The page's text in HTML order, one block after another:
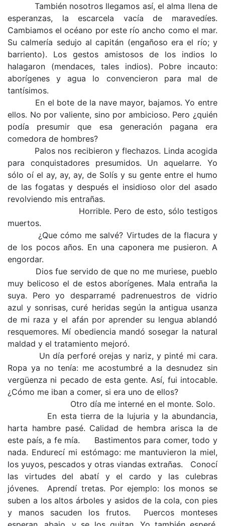
También nosotros llegamos así, el alma llena de
esperanzas, la escarcela vacía de maravedíes.
Cambiamos el océano por este río ancho como el mar.
Su calmería sedujo al capitán (engañoso era el río; y
barriento). Los gestos amistosos de los indios lo
halagaron (mendaces, tales indios). Pobre incauto:
aborígenes y agua lo convencieron para mal de
tantísimos.
En el bote de la nave mayor, bajamos. Yo entre
ellos. No por valiente, sino por ambicioso. Pero ¿quién
podía presumir que esa generación pagana era
comedora de hombres?
Palos nos recibieron y flechazos. Linda acogida
para conquistadores presumidos. Un aquelarre. Yo
sólo oí el ay, ay, ay, de Solís y su gente entre el humo
de las fogatas y después el insidioso olor del asado
revolviendo mis entrañas.
Horrible. Pero de esto, sólo testigos
muertos.
¿Que cómo me salvé? Virtudes de la flacura y
de los pocos años. En una caponera me pusieron. A
engordar.
Dios fue servido de que no me muriese, pueblo
muy belicoso el de estos aborígenes. Mala entraña la
suya. Pero yo desparramé padrenuestros de vidrio
azul y sonrisas, curé heridas según la antigua usanza
de mi raza y el afán por aprender su lengua ablandó
resquemores. Mí obediencia mandó sosegar la natural
maldad y el tratamiento mejoró.
Un día perforé orejas y nariz, y pinté mi cara.
Ropa ya no tenía: me acostumbré a la desnudez sin
vergüenza ni pecado de esta gente. Así, fui intocable.
¿Cómo me iban a comer, si era uno de ellos?
Otro día me interné en el monte. Solo.
En esta tierra de la lujuria y la abundancia,
harta hambre pasé. Calidad de hembra arisca la de
este país, a fe mía. Bastimentos para comer, todo y
nada. Endurecí mi estómago: me mantuvieron la miel,
los yuyos, pescados y otras viandas extrañas. Conocí
las virtudes del abatí y el cardo y las culebras
jóvenes. Aprendí tretas. Por ejemplo: los monos se
suben a los altos árboles y asidos de la cola, con pies
y manos sacuden los frutos. Puercos monteses